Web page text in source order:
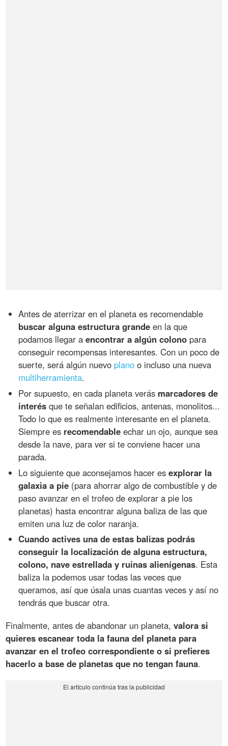
Antes de aterrizar en el planeta es recomendable
buscar alguna estructura grande en la que
podamos llegar aencontrar a algún colono para
conseguir recompensas interesantes. Con un poco de
suerte, será algún nuevo plano o incluso una nueva
multiherramienta.
Por supuesto, en cada planeta verás marcadores de
interés que te señalan edificios, antenas, monolitos...
Todo lo que es realmente interesante en el planeta.
Siempre es recomendable echar un ojo, aunque sea
desde la nave, para ver si te conviene hacer una
parada.
Lo siguiente que aconsejamos hacer esexplorar la
galaxia a pie (para ahorrar algo de combustible y de
paso avanzar en el trofeo de explorar a pie los
planetas) hasta encontrar alguna baliza de las que
emiten una luz de color naranja.
Cuando actives una de estas balizas podrás
conseguir la localización de alguna estructura,
colono, nave estrellada y ruinas alienígenas. Esta
baliza la podemos usar todas las veces que
queramos, así que úsala unas cuantas veces y así no
tendrás que buscar otra.
Finalmente, antes de abandonar un planeta,valora si
quieres escanear toda la fauna del planeta para
avanzar en el trofeo correspondiente o si prefieres
hacerlo a base de planetas que no tengan fauna.